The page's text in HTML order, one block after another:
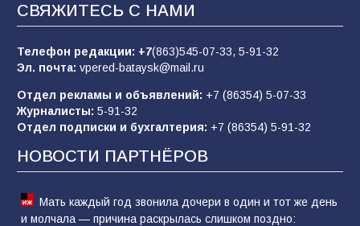
Морской квест в детском саду: как
воспитанники спасали Нептуна
74 01.08.2026
В детском саду № 35 дети освоили
строительные профессии в ходе
спортивного праздника
76 07.08.2026
СВЯЖИТЕСЬ С НАМИ
Телефон редакции: +7(863)545-07-33, 5-91-32
Эл. почта: vpered-bataysk@mail.ru
Отдел рекламы и объявлений: +7 (86354) 5-07-33
Журналисты: 5-91-32
Отдел подписки и бухгалтерия: +7 (86354) 5-91-32
НОВОСТИ ПАРТНЁРОВ
Мать каждый год звонила дочери в один и тот же день
и молчала — причина раскрылась слишком поздно: